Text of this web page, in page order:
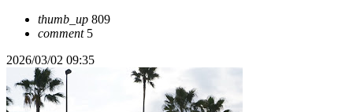
thumb_up 809
comment5
2026/03/02 09:35